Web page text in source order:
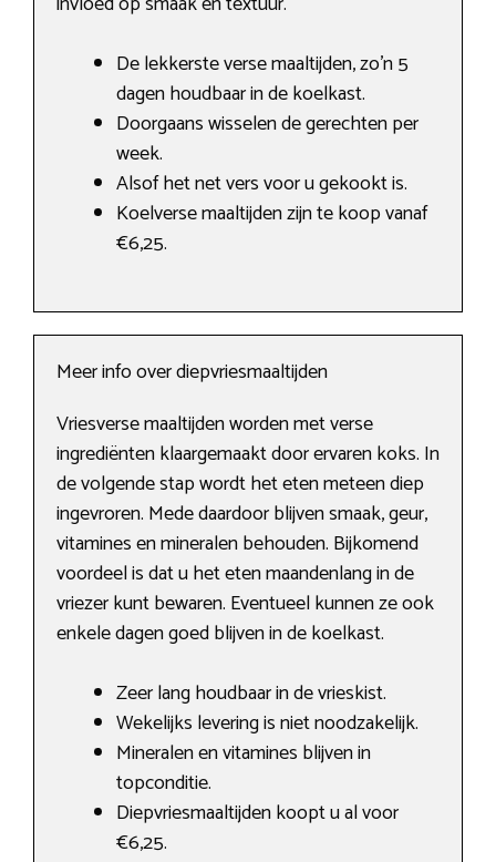
De lekkerste verse maaltijden, zo’n 5
dagen houdbaar in de koelkast.
Doorgaans wisselen de gerechten per
week.
Alsof het net vers voor u gekookt is.
Koelverse maaltijden zijn te koop vanaf
€6,25.
Meer info over diepvriesmaaltijden
Vriesverse maaltijden worden met verse
ingrediënten klaargemaakt door ervaren koks. In
de volgende stap wordt het eten meteen diep
ingevroren. Mede daardoor blijven smaak, geur,
vitamines en mineralen behouden. Bijkomend
voordeel is dat u het eten maandenlang in de
vriezer kunt bewaren. Eventueel kunnen ze ook
enkele dagen goed blijven in de koelkast.
Zeer lang houdbaar in de vrieskist.
Wekelijks levering is niet noodzakelijk.
Mineralen en vitamines blijven in
topconditie.
Diepvriesmaaltijden koopt u al voor
€6,25.